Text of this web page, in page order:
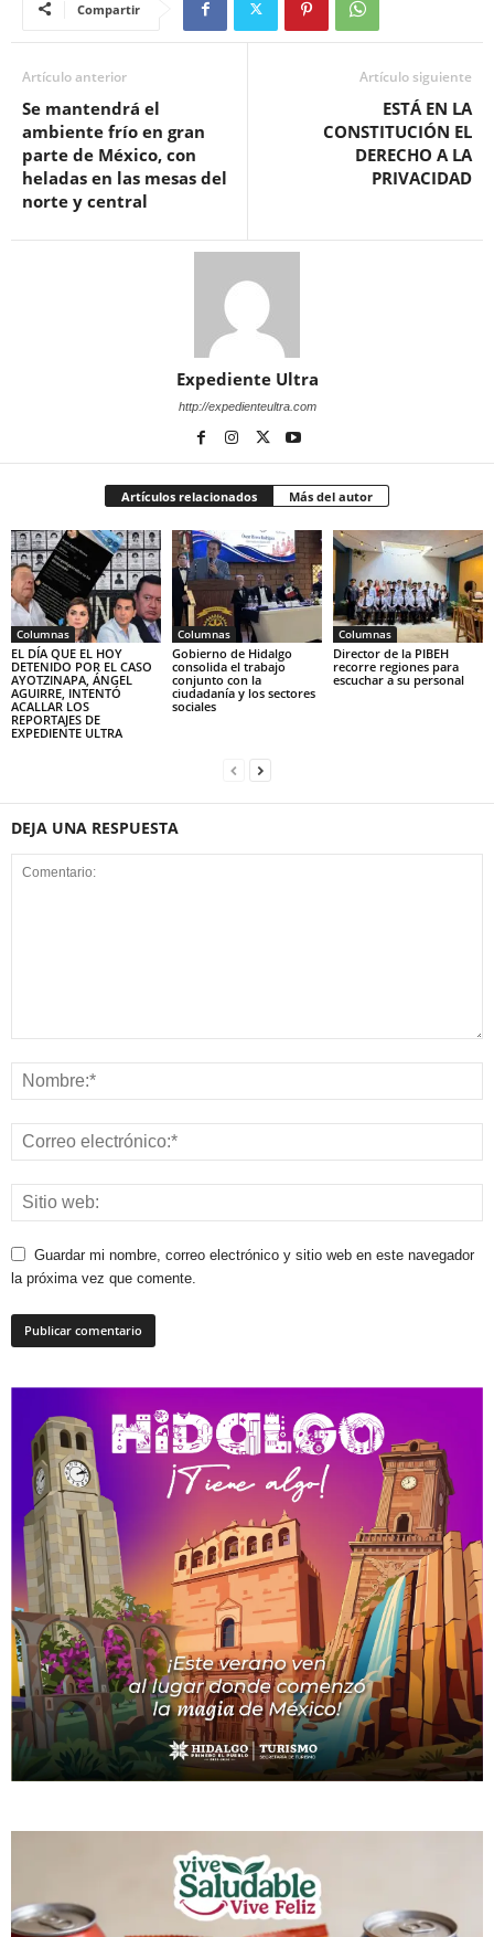
Compartir
Artículo anterior
Se mantendrá el
ambiente frío en gran
parte de México, con
heladas en las mesas del
norte y central
Artículo siguiente
ESTÁ EN LA
CONSTITUCIÓN EL
DERECHO A LA
PRIVACIDAD
Expediente Ultra
http://expedienteultra.com
Artículos relacionados Más del autor
Columnas
EL DÍA QUE EL HOY
DETENIDO POR EL CASO
AYOTZINAPA, ÁNGEL
AGUIRRE, INTENTÓ
ACALLAR LOS
REPORTAJES DE
EXPEDIENTE ULTRA
Columnas
Gobierno de Hidalgo
consolida el trabajo
conjunto con la
ciudadanía y los sectores
sociales
Columnas
Director de la PIBEH
recorre regiones para
escuchar a su personal
DEJA UNA RESPUESTA
Guardar mi nombre, correo electrónico y sitio web en este navegador
la próxima vez que comente.